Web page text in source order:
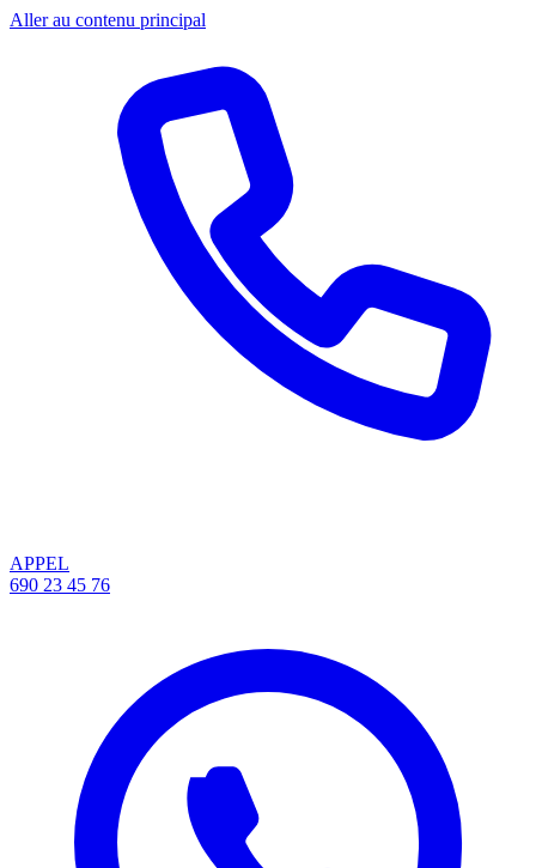
Aller au contenu principal
APPEL
690 23 45 76